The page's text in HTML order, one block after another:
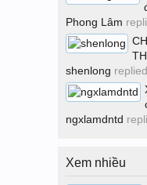
Phong Lâm
shenlong replied
ngxlamdntd
Xem nhiều